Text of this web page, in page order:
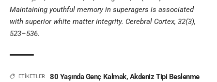
Maintaining youthful memory in superagers is associated
with superior white matter integrity. Cerebral Cortex, 32(3),
523–536.
ETİKETLER 80 Yaşında Genç Kalmak, Akdeniz Tipi Beslenme